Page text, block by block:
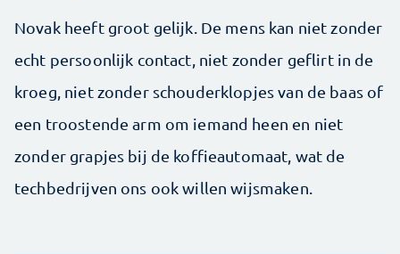
Novak heeft groot gelijk. De mens kan niet zonder
echt persoonlijk contact, niet zonder geflirt in de
kroeg, niet zonder schouderklopjes van de baas of
een troostende arm om iemand heen en niet
zonder grapjes bij de koffieautomaat, wat de
techbedrijven ons ook willen wijsmaken.